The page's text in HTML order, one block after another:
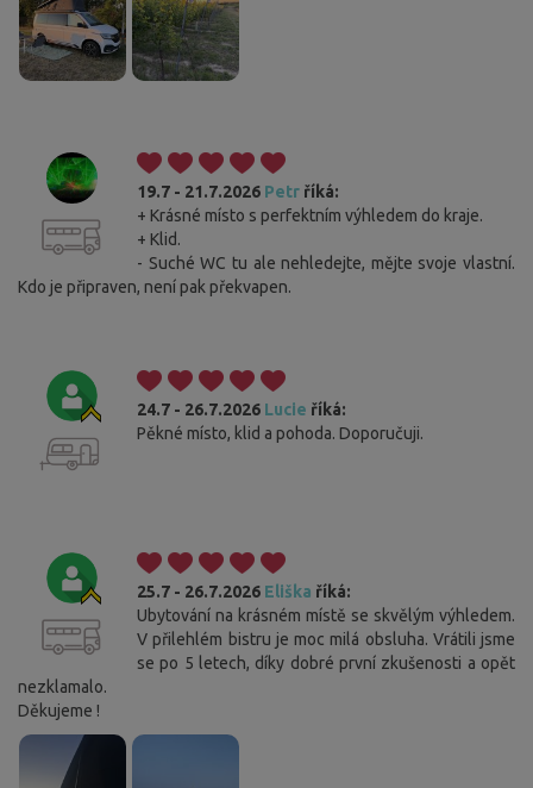
19.7 - 21.7.2026 Petr říká:
+ Krásné místo s perfektním výhledem do kraje.
+ Klid.
- Suché WC tu ale nehledejte, mějte svoje vlastní.
Kdo je připraven, není pak překvapen.
24.7 - 26.7.2026 Lucie říká:
Pěkné místo, klid a pohoda. Doporučuji.
25.7 - 26.7.2026 Eliška říká:
Ubytování na krásném místě se skvělým výhledem.
V přilehlém bistru je moc milá obsluha. Vrátili jsme
se po 5 letech, díky dobré první zkušenosti a opět
nezklamalo.
Děkujeme !